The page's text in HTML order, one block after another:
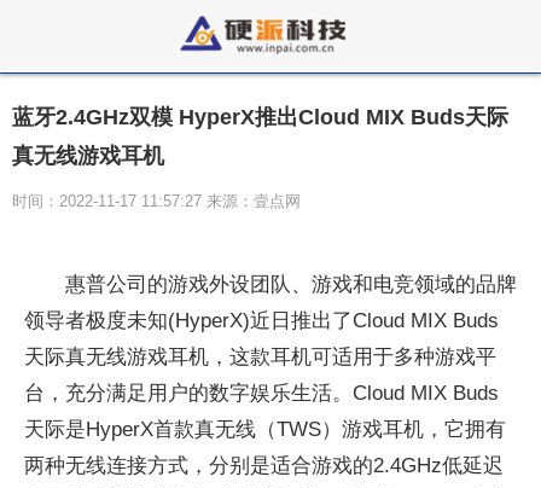
蓝牙2.4GHz双模 HyperX推出Cloud MIX Buds天际
真无线游戏耳机
时间：2022-11-17 11:57:27 来源：壹点网
惠普公司的游戏外设团队、游戏和电竞领域的品牌
领导者极度未知(HyperX)近日推出了Cloud MIX Buds
天际真无线游戏耳机，这款耳机可适用于多种游戏平
台，充分满足用户的数字娱乐生活。Cloud MIX Buds
天际是HyperX首款真无线（TWS）游戏耳机，它拥有
两种无线连接方式，分别是适合游戏的2.4GHz低延迟